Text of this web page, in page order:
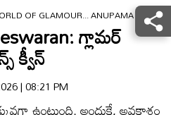
OF GLAMOUR... ANUPAMA
గ్లామర్
క్వీన్
| 08:21 PM